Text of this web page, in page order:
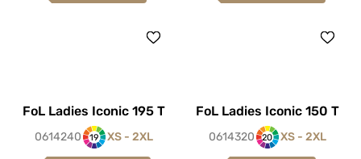
FoL Ladies Iconic 195 T
0614240 19 XS - 2XL
FoL Ladies Iconic 150 T
0614320 20 XS - 2XL